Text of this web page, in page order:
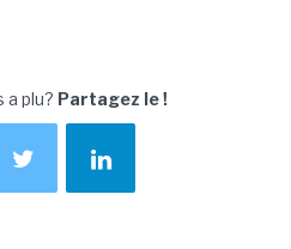
a plu? Partagez le !